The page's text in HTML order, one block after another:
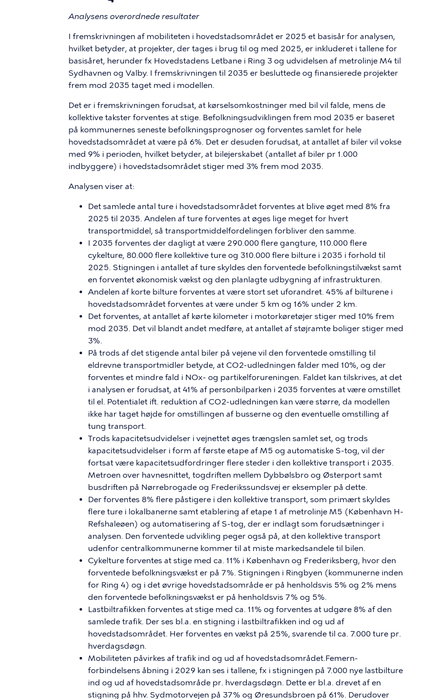
Analysens overordnede resultater
I fremskrivningen af mobiliteten i hovedstadsområdet er 2025 et basisår for analysen,
hvilket betyder, at projekter, der tages i brug til og med 2025, er inkluderet i tallene for
basisåret, herunder fx Hovedstadens Letbane i Ring 3 og udvidelsen af metrolinje M4 til
Sydhavnen og Valby. I fremskrivningen til 2035 er besluttede og finansierede projekter
frem mod 2035 taget med i modellen.
Det er i fremskrivningen forudsat, at kørselsomkostninger med bil vil falde, mens de
kollektive takster forventes at stige. Befolkningsudviklingen frem mod 2035 er baseret
på kommunernes seneste befolkningsprognoser og forventes samlet for hele
hovedstadsområdet at være på 6%. Det er desuden forudsat, at antallet af biler vil vokse
med 9% i perioden, hvilket betyder, at bilejerskabet (antallet af biler pr 1.000
indbyggere) i hovedstadsområdet stiger med 3% frem mod 2035.
Analysen viser at:
Det samlede antal ture i hovedstadsområdet forventes at blive øget med 8% fra
2025 til 2035. Andelen af ture forventes at øges lige meget for hvert
transportmiddel, så transportmiddelfordelingen forbliver den samme.
I 2035 forventes der dagligt at være 290.000 flere gangture, 110.000 flere
cykelture, 80.000 flere kollektive ture og 310.000 flere bilture i 2035 i forhold til
2025. Stigningen i antallet af ture skyldes den forventede befolkningstilvækst samt
en forventet økonomisk vækst og den planlagte udbygning af infrastrukturen.
Andelen af korte bilture forventes at være stort set uforandret. 45% af bilturene i
hovedstadsområdet forventes at være under 5 km og 16% under 2 km.
Det forventes, at antallet af kørte kilometer i motorkøretøjer stiger med 10% frem
mod 2035. Det vil blandt andet medføre, at antallet af støjramte boliger stiger med
3%.
På trods af det stigende antal biler på vejene vil den forventede omstilling til
eldrevne transportmidler betyde, at CO2-udledningen falder med 10%, og der
forventes et mindre fald i NOx- og partikelforureningen. Faldet kan tilskrives, at det
i analysen er forudsat, at 41% af personbilparken i 2035 forventes at være omstillet
til el. Potentialet ift. reduktion af CO2-udledningen kan være større, da modellen
ikke har taget højde for omstillingen af busserne og den eventuelle omstilling af
tung transport.
Trods kapacitetsudvidelser i vejnettet øges trængslen samlet set, og trods
kapacitetsudvidelser i form af første etape af M5 og automatiske S-tog, vil der
fortsat være kapacitetsudfordringer flere steder i den kollektive transport i 2035.
Metroen over havnesnittet, togdriften mellem Dybbølsbro og Østerport samt
busdriften på Nørrebrogade og Frederikssundsvej er eksempler på dette.
Der forventes 8% flere påstigere i den kollektive transport, som primært skyldes
flere ture i lokalbanerne samt etablering af etape 1 af metrolinje M5 (København H-
Refshaleøen) og automatisering af S-tog, der er indlagt som forudsætninger i
analysen. Den forventede udvikling peger også på, at den kollektive transport
udenfor centralkommunerne kommer til at miste markedsandele til bilen.
Cykelture forventes at stige med ca. 11% i København og Frederiksberg, hvor den
forventede befolkningsvækst er på 7%. Stigningen i Ringbyen (kommunerne inden
for Ring 4) og i det øvrige hovedstadsområde er på henholdsvis 5% og 2% mens
den forventede befolkningsvækst er på henholdsvis 7% og 5%.
Lastbiltrafikken forventes at stige med ca. 11% og forventes at udgøre 8% af den
samlede trafik. Der ses bl.a. en stigning i lastbiltrafikken ind og ud af
hovedstadsområdet. Her forventes en vækst på 25%, svarende til ca. 7.000 ture pr.
hverdagsdøgn.
Mobiliteten påvirkes af trafik ind og ud af hovedstadsområdet.Femern-
forbindelsens åbning i 2029 kan ses i tallene, fx i stigningen på 7.000 nye lastbilture
ind og ud af hovedstadsområde pr. hverdagsdøgn. Dette er bl.a. drevet af en
stigning på hhv. Sydmotorvejen på 37% og Øresundsbroen på 61%. Derudover